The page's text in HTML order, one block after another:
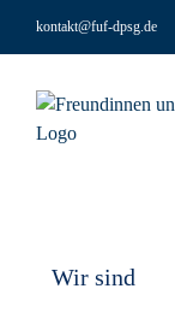
kontakt@fuf-dpsg.de
Wir sind